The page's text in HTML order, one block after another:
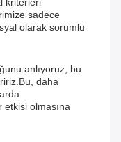
kriterleri
sadece
olarak sorumlu
anlıyoruz, bu
daha
olmasına